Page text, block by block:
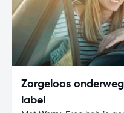
Zorgeloos
label